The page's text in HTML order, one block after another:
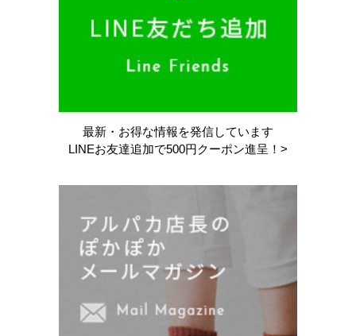
最新・お得な情報を発信しています
LINEお友達追加で500円クーポン進呈！>